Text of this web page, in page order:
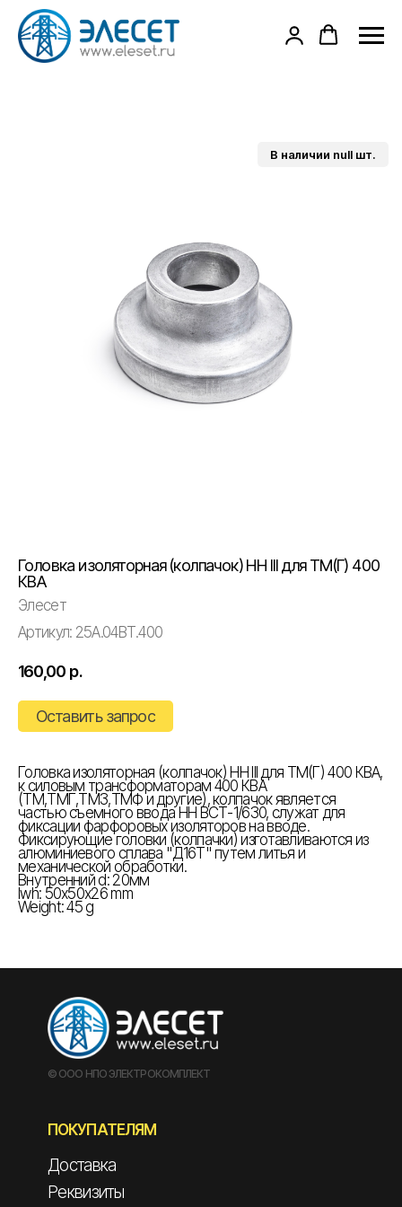
Головка изоляторная (колпачок) НН III для ТМ(Г) 400
КВА
Элесет
Артикул: 25А.04ВТ.400
160,00 р.
Оставить запрос
Головка изоляторная (колпачок) НН III для ТМ(Г) 400 КВА,
к силовым трансформаторам 400 КВА
(ТМ,ТМГ,ТМЗ,ТМФ и другие), колпачок является
частью съемного ввода НН ВСТ-1/630, служат для
фиксации фарфоровых изоляторов на вводе.
Фиксирующие головки (колпачки) изготавливаются из
алюминиевого сплава "Д16Т" путем литья и
механической обработки.
Внутренний d: 20мм
lwh: 50x50x26 mm
Weight: 45 g
© ООО НПО ЭЛЕКТРОКОМПЛЕКТ
ПОКУПАТЕЛЯМ
Доставка
Реквизиты